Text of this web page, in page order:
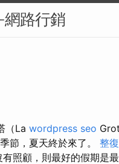
網路行銷
（La wordpress seo
節，夏天終於來了。 整
照顧，則最好的假期是